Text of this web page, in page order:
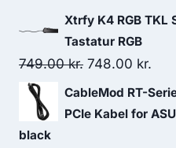
price
was:
69.00
Xtrfy K4 RGB TKL
Tastatur RGB
749.00kr. Original
price
was:
748.00 kr.
is:
CableMod RT-
PCIe Kabel for
black